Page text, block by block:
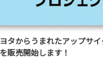
タからうまれたアップサ
販売開始します！